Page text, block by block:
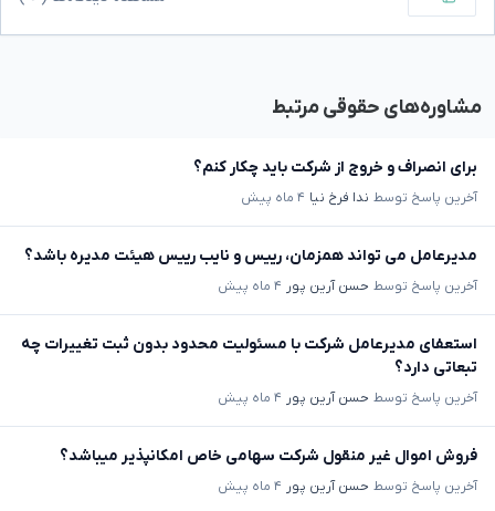
مشاوره‌های حقوقی مرتبط
برای انصراف و خروج از شرکت باید چکار کنم؟
آخرین پاسخ توسط ندا فرخ نیا ۴ ماه پیش
مدیرعامل می تواند همزمان، رییس و نایب رییس هیئت مدیره باشد؟
آخرین پاسخ توسط حسن آرین پور ۴ ماه پیش
استعفای مدیرعامل شرکت با مسئولیت محدود بدون ثبت تغییرات چه
تبعاتی دارد؟
آخرین پاسخ توسط حسن آرین پور ۴ ماه پیش
فروش اموال غیر منقول شرکت سهامی خاص امکانپذیر میباشد؟
آخرین پاسخ توسط حسن آرین پور ۴ ماه پیش